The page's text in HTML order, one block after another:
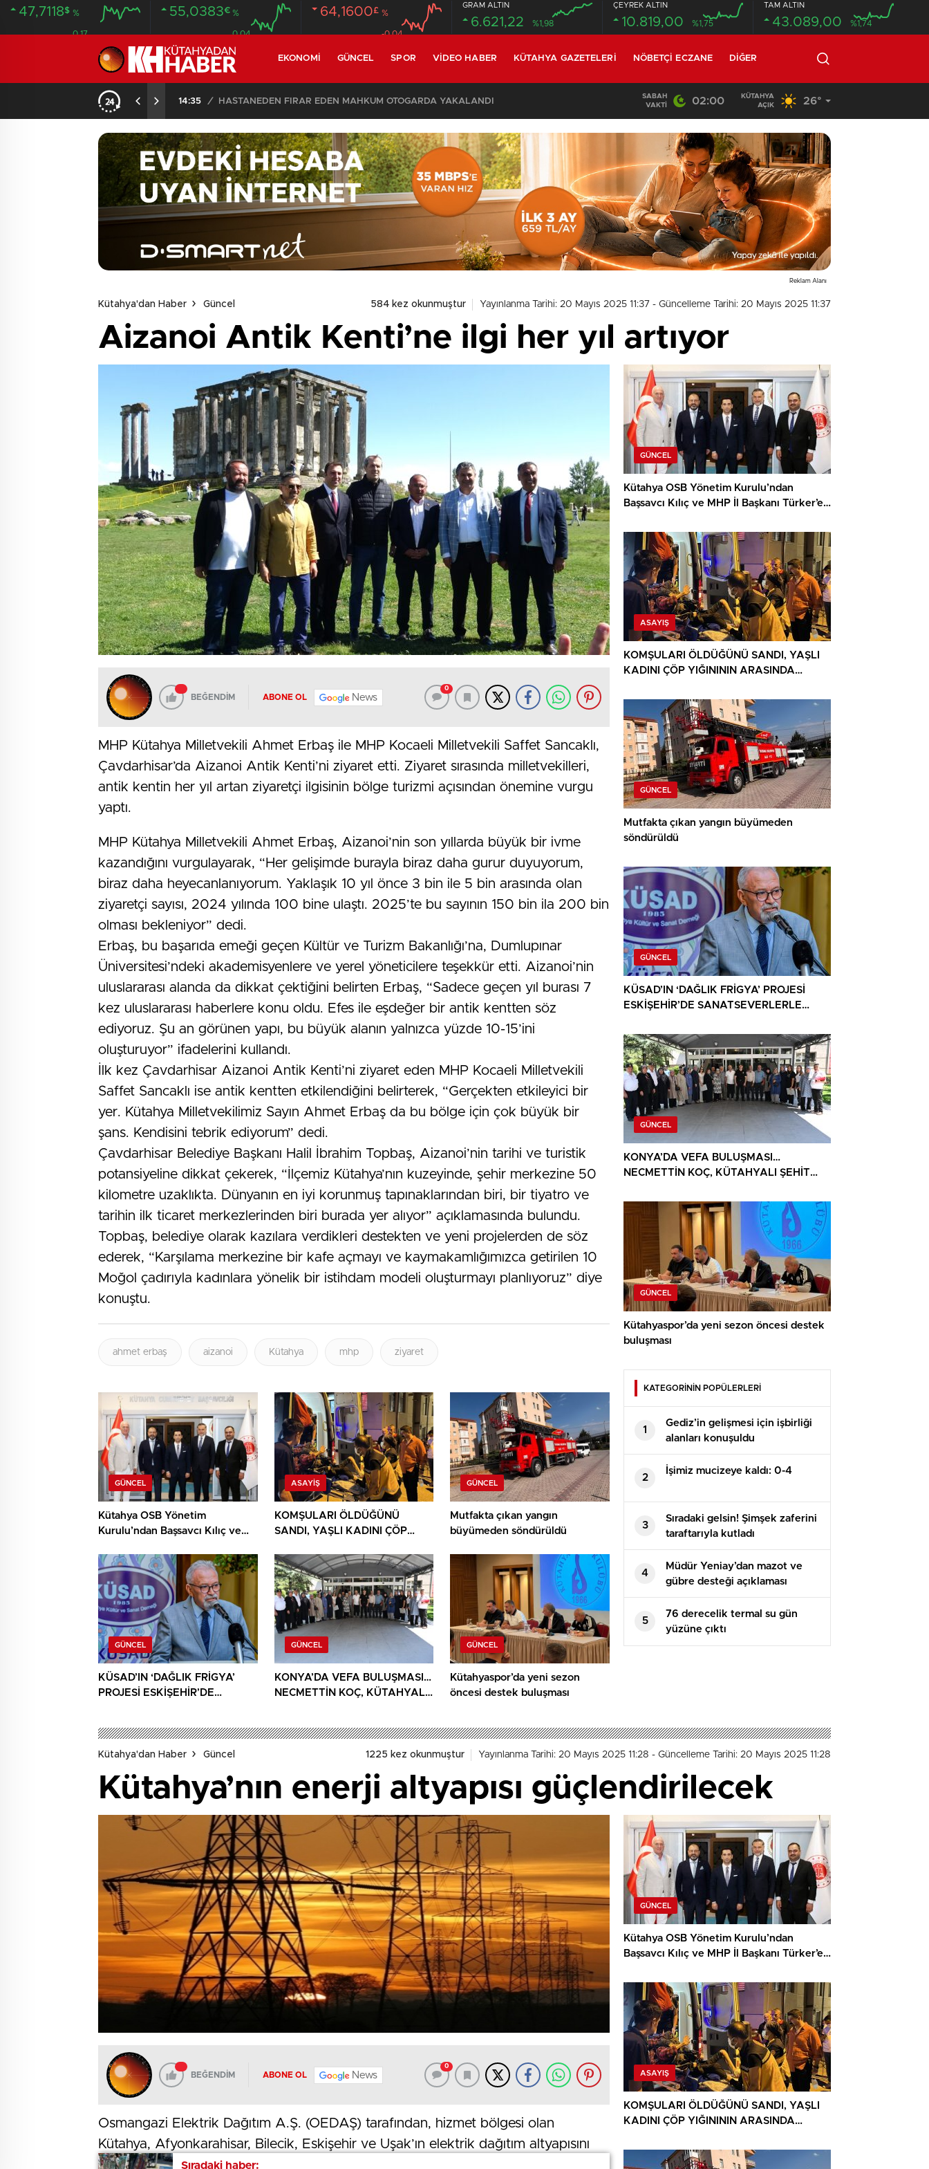
47,7118$ %
0.17
55,0383€ %
0.04
64,1600£ %
-0.04
GRAM ALTIN
6.621,22 %1,98
ÇEYREK ALTIN
10.819,00 %1,75
TAM ALTIN
43.089,00 %1,74
EKONOMI GÜNCEL SPOR VIDEO HABER KÜTAHYA GAZETELERI NÖBETÇI ECZANE DIĞER
14:35 / HASTANEDEN FİRAR EDEN MAHKUM OTOGARDA YAKALANDI 20:58 /
SABAH
VAKTI
02:00
KÜTAHYA
AÇIK
26°
Reklam Alanı
Kütahya'dan Haber Güncel 584 kez okunmuştur Yayınlanma Tarihi: 20 Mayıs 2025 11:37 - Güncelleme Tarihi: 20 Mayıs 2025 11:37
Aizanoi Antik Kenti’ne ilgi her yıl artıyor
BEĞENDİM ABONE OL News
0
MHP Kütahya Milletvekili Ahmet Erbaş ile MHP Kocaeli Milletvekili Saffet Sancaklı,
Çavdarhisar’da Aizanoi Antik Kenti’ni ziyaret etti. Ziyaret sırasında milletvekilleri,
antik kentin her yıl artan ziyaretçi ilgisinin bölge turizmi açısından önemine vurgu
yaptı.
MHP Kütahya Milletvekili Ahmet Erbaş, Aizanoi’nin son yıllarda büyük bir ivme
kazandığını vurgulayarak, “Her gelişimde burayla biraz daha gurur duyuyorum,
biraz daha heyecanlanıyorum. Yaklaşık 10 yıl önce 3 bin ile 5 bin arasında olan
ziyaretçi sayısı, 2024 yılında 100 bine ulaştı. 2025’te bu sayının 150 bin ila 200 bin
olması bekleniyor” dedi.
Erbaş, bu başarıda emeği geçen Kültür ve Turizm Bakanlığı’na, Dumlupınar
Üniversitesi’ndeki akademisyenlere ve yerel yöneticilere teşekkür etti. Aizanoi’nin
uluslararası alanda da dikkat çektiğini belirten Erbaş, “Sadece geçen yıl burası 7
kez uluslararası haberlere konu oldu. Efes ile eşdeğer bir antik kentten söz
ediyoruz. Şu an görünen yapı, bu büyük alanın yalnızca yüzde 10-15’ini
oluşturuyor” ifadelerini kullandı.
İlk kez Çavdarhisar Aizanoi Antik Kenti’ni ziyaret eden MHP Kocaeli Milletvekili
Saffet Sancaklı ise antik kentten etkilendiğini belirterek, “Gerçekten etkileyici bir
yer. Kütahya Milletvekilimiz Sayın Ahmet Erbaş da bu bölge için çok büyük bir
şans. Kendisini tebrik ediyorum” dedi.
Çavdarhisar Belediye Başkanı Halil İbrahim Topbaş, Aizanoi’nin tarihi ve turistik
potansiyeline dikkat çekerek, “İlçemiz Kütahya’nın kuzeyinde, şehir merkezine 50
kilometre uzaklıkta. Dünyanın en iyi korunmuş tapınaklarından biri, bir tiyatro ve
tarihin ilk ticaret merkezlerinden biri burada yer alıyor” açıklamasında bulundu.
Topbaş, belediye olarak kazılara verdikleri destekten ve yeni projelerden de söz
ederek, “Karşılama merkezine bir kafe açmayı ve kaymakamlığımızca getirilen 10
Moğol çadırıyla kadınlara yönelik bir istihdam modeli oluşturmayı planlıyoruz” diye
konuştu.
ahmet erbaş aizanoi Kütahya mhp ziyaret
GÜNCEL
Kütahya OSB Yönetim
Kurulu’ndan Başsavcı Kılıç ve
ASAYIŞ
KOMŞULARI ÖLDÜĞÜNÜ
SANDI, YAŞLI KADINI ÇÖP
BULUNDU
GÜNCEL
Mutfakta çıkan yangın
büyümeden söndürüldü
GÜNCEL
KÜSAD’IN ‘DAĞLIK FRİGYA’
PROJESİ ESKİŞEHİR’DE
GÜNCEL
KONYA’DA VEFA BULUŞMASI…
NECMETTİN KOÇ, KÜTAHYALI
GÜNCEL
Kütahyaspor’da yeni sezon
öncesi destek buluşması
Sıradaki haber:
GÜNCEL
Kütahya OSB Yönetim Kurulu’ndan
Başsavcı Kılıç ve MHP İl Başkanı Türker’e
ASAYIŞ
KOMŞULARI ÖLDÜĞÜNÜ SANDI, YAŞLI
KADINI ÇÖP YIĞINININ ARASINDA
GÜNCEL
Mutfakta çıkan yangın büyümeden
söndürüldü
GÜNCEL
KÜSAD’IN ‘DAĞLIK FRİGYA’ PROJESİ
ESKİŞEHİR’DE SANATSEVERLERLE
GÜNCEL
KONYA’DA VEFA BULUŞMASI…
NECMETTİN KOÇ, KÜTAHYALI ŞEHİT
GÜNCEL
Kütahyaspor’da yeni sezon öncesi destek
buluşması
KATEGORİNİN POPÜLERLERİ
1
Gediz’in gelişmesi için işbirliği
alanları konuşuldu
2
İşimiz mucizeye kaldı: 0-4
3
Sıradaki gelsin! Şimşek zaferini
taraftarıyla kutladı
4
Müdür Yeniay’dan mazot ve
gübre desteği açıklaması
5
76 derecelik termal su gün
yüzüne çıktı
Kütahya'dan Haber Güncel 1225 kez okunmuştur Yayınlanma Tarihi: 20 Mayıs 2025 11:28 - Güncelleme Tarihi: 20 Mayıs 2025 11:28
Kütahya’nın enerji altyapısı güçlendirilecek
BEĞENDİM ABONE OL News
0
Osmangazi Elektrik Dağıtım A.Ş. (OEDAŞ) tarafından, hizmet bölgesi olan
Kütahya, Afyonkarahisar, Bilecik, Eskişehir ve Uşak’ın elektrik dağıtım altyapısını
güçlendirmek amacıyla 4 milyar 800 milyon TL’lik şebeke ve teknoloji yatırımı
Sıradaki haber:
GÜNCEL
Kütahya OSB Yönetim Kurulu’ndan
Başsavcı Kılıç ve MHP İl Başkanı Türker’e
ASAYIŞ
KOMŞULARI ÖLDÜĞÜNÜ SANDI, YAŞLI
KADINI ÇÖP YIĞINININ ARASINDA